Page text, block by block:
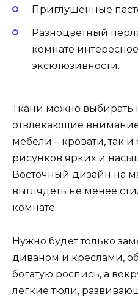
Приглушенные
Разноцветный
комнате
эксклюзивности.
Ткани можно выбирать
отвлекающие внимание
мебели – кровати, так
рисунков ярких и
Восточный дизайн на
выглядеть не менее
комнате.
Нужно будет только
диваном и креслами,
богатую роспись, а
легкие тюли,